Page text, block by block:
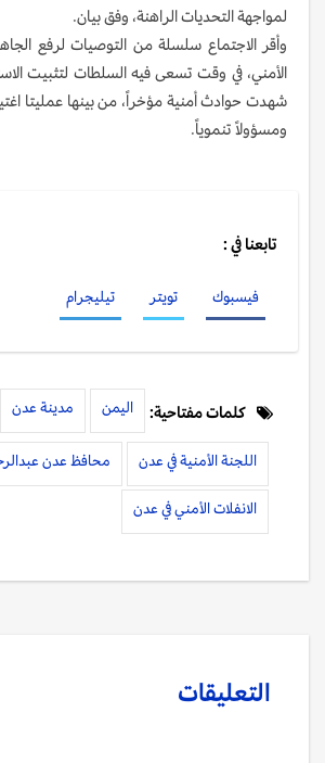
لمواجهة التحديات الراهنة، وفق بيان.
وأقر الاجتماع سلسلة من التوصيات لرفع
الأمني، في وقت تسعى فيه السلطات لتثبيت
شهدت حوادث أمنية مؤخراً، من بينها عمليتا
ومسؤولاً تنموياً.
تابعنا في :
فيسبوك تويتر تيليجرام
كلمات مفتاحية: اليمن مدينة عدن
اللجنة الأمنية في عدن محافظ عدن
الانفلات الأمني في عدن
التعليقات